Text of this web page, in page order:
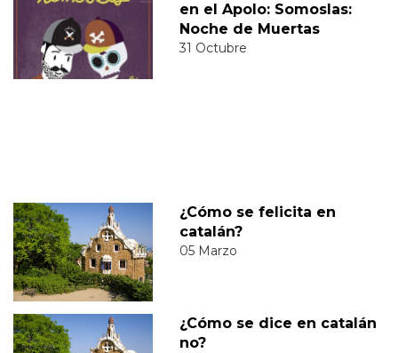
en el Apolo: Somoslas:
Noche de Muertas
31 Octubre
¿Cómo se felicita en
catalán?
05 Marzo
¿Cómo se dice en catalán
no?